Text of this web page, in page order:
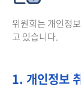
위원회는 개인정
고 있습니다.
1. 개인정보